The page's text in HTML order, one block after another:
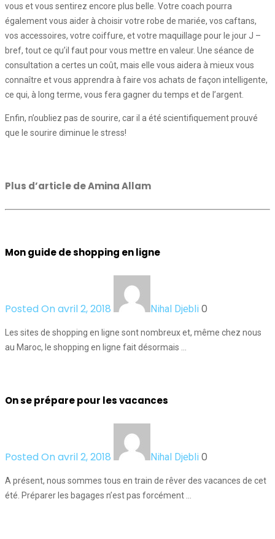
vous et vous sentirez encore plus belle. Votre coach pourra
également vous aider à choisir votre robe de mariée, vos caftans,
vos accessoires, votre coiffure, et votre maquillage pour le jour J –
bref, tout ce qu’il faut pour vous mettre en valeur. Une séance de
consultation a certes un coût, mais elle vous aidera à mieux vous
connaître et vous apprendra à faire vos achats de façon intelligente,
ce qui, à long terme, vous fera gagner du temps et de l’argent.
Enfin, n’oubliez pas de sourire, car il a été scientifiquement prouvé
que le sourire diminue le stress!
Plus d’article de Amina Allam
Mon guide de shopping en ligne
Posted On avril 2, 2018 Nihal Djebli 0
Les sites de shopping en ligne sont nombreux et, même chez nous
au Maroc, le shopping en ligne fait désormais …
On se prépare pour les vacances
Posted On avril 2, 2018 Nihal Djebli 0
A présent, nous sommes tous en train de rêver des vacances de cet
été. Préparer les bagages n’est pas forcément …